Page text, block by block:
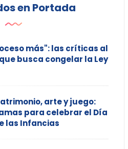
en Portada
más": las críticas al
busca congelar la Ley
arte y juego:
para celebrar el Día
las Infancias